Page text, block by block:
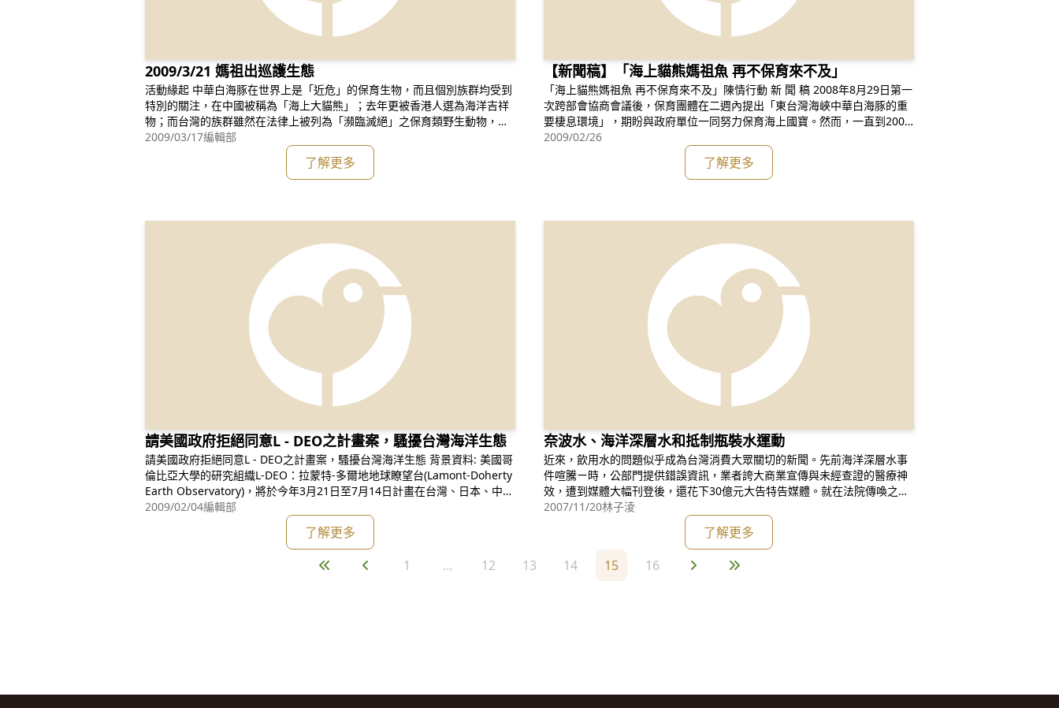
2009/3/21 媽祖出巡護生態
活動緣起 中華白海豚在世界上是「近危」的保育生物，而且個別族群均受到
特別的關注，在中國被稱為「海上大貓熊」；去年更被香港人選為海洋吉祥
物；而台灣的族群雖然在法律上被列為「瀕臨滅絕」之保育類野生動物，但
其面臨的危機受到國際間的高度重視，於去年被國際保育單位IUCN列為瀕臨
絕種等級當中最嚴重的「極危」等級。在台灣，中華白海豚如同媽祖一樣，
是守護海洋生態的重要角色，因而被冠上「媽祖魚」的美稱。但
2009/03/17編輯部
了解更多
【新聞稿】「海上貓熊媽祖魚 再不保育來不及」
「海上貓熊媽祖魚 再不保育來不及」陳情行動 新 聞 稿 2008年8月29日第一
次跨部會協商會議後，保育團體在二週內提出「東台灣海峽中華白海豚的重
要棲息環境」，期盼與政府單位一同努力保育海上國寶。然而，一直到2008
年底，民間才收到各部會的回應。不僅時間上延遲，態度更是避重就輕，感
受不到政府保育媽祖魚的決心。 針對保育團體提出的重要棲息環境建議範
圍，各部會皆顧左右而言他，如水利署以「資料不足
2009/02/26
了解更多
請美國政府拒絕同意L - DEO之計畫案，騷擾台灣海洋生態
請美國政府拒絕同意L - DEO之計畫案，騷擾台灣海洋生態 背景資料: 美國哥
倫比亞大學的研究組織L-DEO：拉蒙特-多爾地地球瞭望台(Lamont-Doherty
Earth Observatory)，將於今年3月21日至7月14日計畫在台灣、日本、中國
和菲律賓的經濟海域Exclusive Economic Zone - EEZ)內進行海洋震測研究
之海底探勘，震測海域也包括台灣的白海豚
2009/02/04編輯部
了解更多
奈波水、海洋深層水和抵制瓶裝水運動
近來，飲用水的問題似乎成為台灣消費大眾關切的新聞。先前海洋深層水事
件喧騰ㄧ時，公部門提供錯誤資訊，業者誇大商業宣傳與未經查證的醫療神
效，遭到媒體大幅刊登後，還花下30億元大告特告媒體。就在法院傳喚之
際，所謂奈波水事件發生，又有所謂的見證者以喝奈波水減肥成功和假台大
教授在電子媒體上大肆宣傳療效。不管是公部門或是業者為什麼會ㄧ波波的
為了ㄧ個很簡單的「水」，要如此大費周章呢？背後的原因實在值得消費者
2007/11/20林子淩
了解更多
1
... 12 13 14 15 16